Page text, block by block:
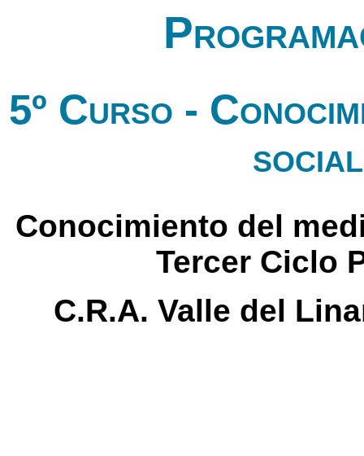
5º Curso -
Conocimiento del
Tercer Ciclo
C.R.A. Valle del